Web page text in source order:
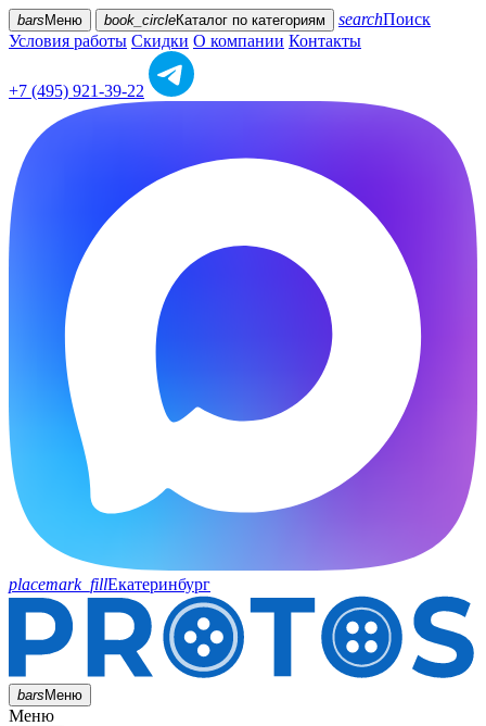
bars Меню book_circleКаталог по категориям searchПоиск
Условия работы Скидки О компании Контакты
+7 (495) 921-39-22
placemark_fillЕкатеринбург
barsМеню
Меню